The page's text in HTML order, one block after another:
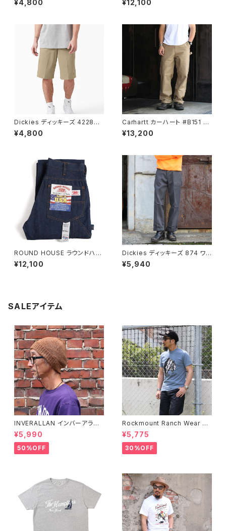
ワークショーツ 13inch
¥4,800
ンター ダンガリー ナチュラル
¥12,100
Dickies ディッキーズ 42283
ミリタリーカーキ ルーズフィット
フロント ワークショーツ 13inch
¥4,800
Carhartt カーハート #B151 キ
ャンバスワークパンツ CANVAS
UTILITY WORK PANT ワー
¥13,200
ROUND HOUSE ラウンドハウ
ス #101 デニム ストレート ペイ
ンターパンツ
¥12,100
Dickies ディッキーズ 874 ワ
ークパンツ チャコールグレー O
riginal Work Pants
¥5,940
SALEアイテム
INVERALLAN インバーアラン 1
00%ピュアウール ニットキャッ
プ 全8色
¥5,990
50%OFF
Rockmount Ranch Wear ロ
ックマウント ランチウェア Chie
f Western T-Shirt 半袖Tシャ
ツ 全2色
¥5,775
30%OFF